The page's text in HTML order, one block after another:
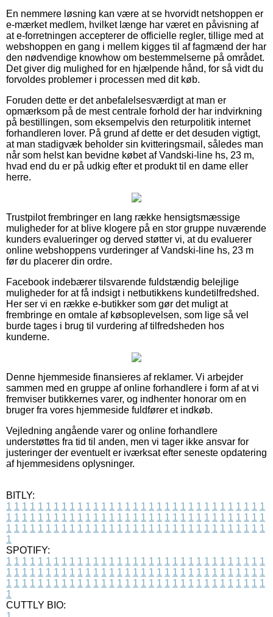
En nemmere løsning kan være at se hvorvidt netshoppen er
e-mærket medlem, hvilket længe har været en påvisning af
at e-forretningen accepterer de officielle regler, tillige med at
webshoppen en gang i mellem kigges til af fagmænd der har
den nødvendige knowhow om bestemmelserne på området.
Det giver dig mulighed for en hjælpende hånd, for så vidt du
forvoldes problemer i processen med dit køb.
Foruden dette er det anbefalelsesværdigt at man er
opmærksom på de mest centrale forhold der har indvirkning
på bestillingen, som eksempelvis den returpolitik internet
forhandleren lover. På grund af dette er det desuden vigtigt,
at man stadigvæk beholder sin kvitteringsmail, således man
når som helst kan bevidne købet af Vandski-line hs, 23 m,
hvad end du er på udkig efter et produkt til en dame eller
herre.
Trustpilot frembringer en lang række hensigtsmæssige
muligheder for at blive klogere på en stor gruppe nuværende
kunders evalueringer og derved støtter vi, at du evaluerer
online webshoppens vurderinger af Vandski-line hs, 23 m
før du placerer din ordre.
Facebook indebærer tilsvarende fuldstændig belejlige
muligheder for at få indsigt i netbutikkens kundetilfredshed.
Her ser vi en række e-butikker som gør det muligt at
frembringe en omtale af købsoplevelsen, som lige så vel
burde tages i brug til vurdering af tilfredsheden hos
kunderne.
Denne hjemmeside finansieres af reklamer. Vi arbejder
sammen med en gruppe af online forhandlere i form af at vi
fremviser butikkernes varer, og indhenter honorar om en
bruger fra vores hjemmeside fuldfører et indkøb.
Vejledning angående varer og online forhandlere
understøttes fra tid til anden, men vi tager ikke ansvar for
justeringer der eventuelt er iværksat efter seneste opdatering
af hjemmesidens oplysninger.
BITLY:
1 1 1 1 1 1 1 1 1 1 1 1 1 1 1 1 1 1 1 1 1 1 1 1 1 1 1 1 1 1 1 1 1
1 1 1 1 1 1 1 1 1 1 1 1 1 1 1 1 1 1 1 1 1 1 1 1 1 1 1 1 1 1 1 1 1
1 1 1 1 1 1 1 1 1 1 1 1 1 1 1 1 1 1 1 1 1 1 1 1 1 1 1 1 1 1 1 1 1
1
SPOTIFY:
1 1 1 1 1 1 1 1 1 1 1 1 1 1 1 1 1 1 1 1 1 1 1 1 1 1 1 1 1 1 1 1 1
1 1 1 1 1 1 1 1 1 1 1 1 1 1 1 1 1 1 1 1 1 1 1 1 1 1 1 1 1 1 1 1 1
1 1 1 1 1 1 1 1 1 1 1 1 1 1 1 1 1 1 1 1 1 1 1 1 1 1 1 1 1 1 1 1 1
1
CUTTLY BIO: